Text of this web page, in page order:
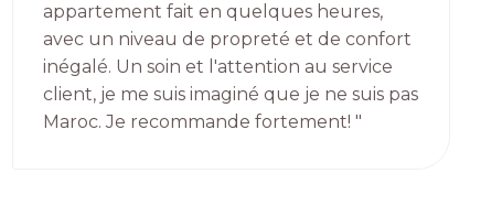
appartement fait en quelques heures,
avec un niveau de propreté et de confort
inégalé. Un soin et l'attention au service
client, je me suis imaginé que je ne suis pas
Maroc. Je recommande fortement! "